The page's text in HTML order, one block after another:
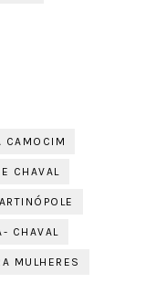
CAMOCIM
CHAVAL
CHAVAL
MULHERES